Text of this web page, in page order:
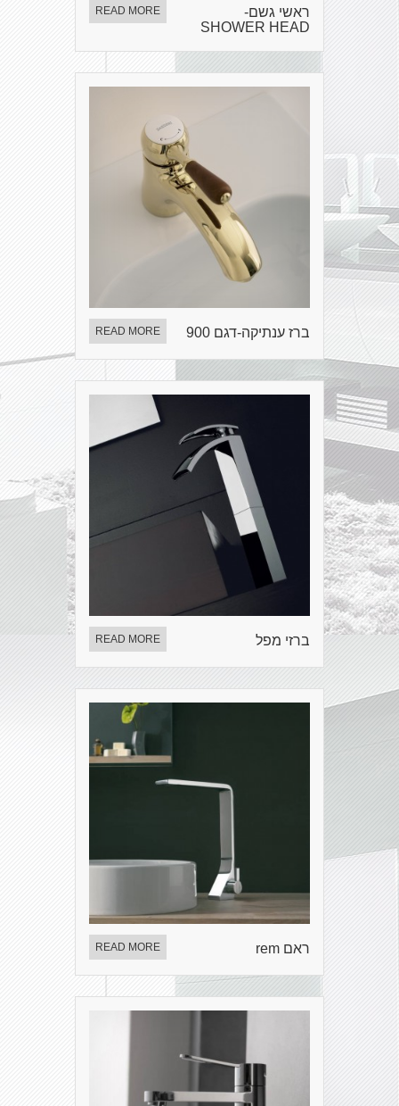
ראשי גשם-
SHOWER HEAD
READ MORE
ברז ענתיקה-דגם 900 READ MORE
ברזי מפל READ MORE
ראם rem READ MORE